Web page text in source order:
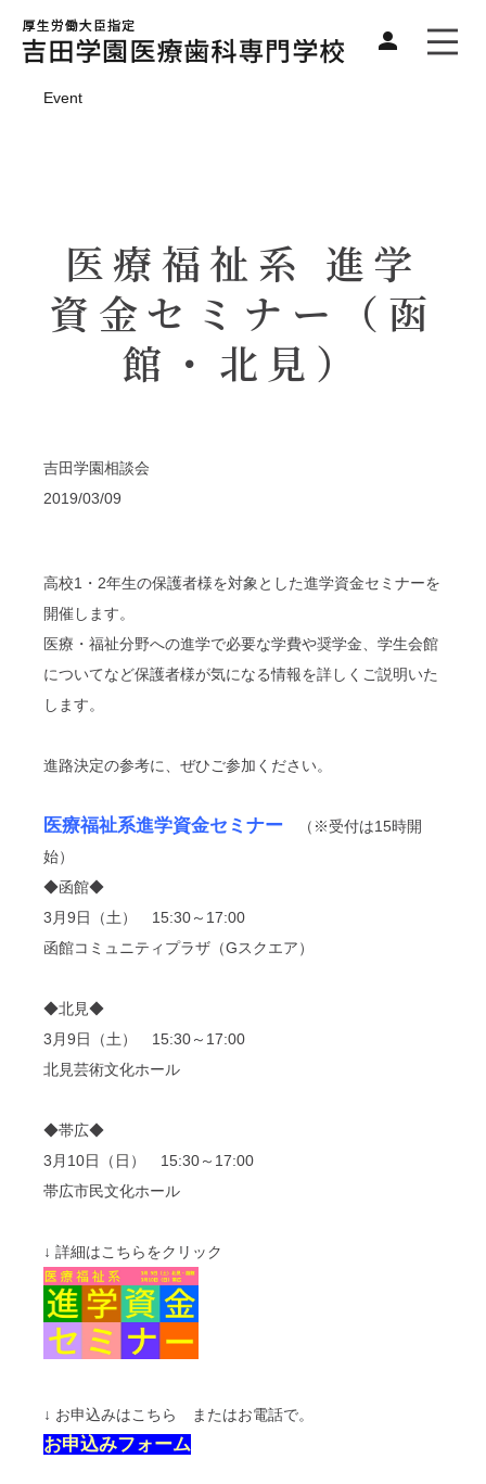
Event
医療福祉系 進学
資金セミナー（函
館・北見）
吉田学園相談会
2019/03/09
高校1・2年生の保護者様を対象とした進学資金セミナーを
開催します。
医療・福祉分野への進学で必要な学費や奨学金、学生会館
についてなど保護者様が気になる情報を詳しくご説明いた
します。
進路決定の参考に、ぜひご参加ください。
医療福祉系進学資金セミナー （※受付は15時開
始）
◆函館◆
3月9日（土） 15:30～17:00
函館コミュニティプラザ（Gスクエア）
◆北見◆
3月9日（土） 15:30～17:00
北見芸術文化ホール
◆帯広◆
3月10日（日） 15:30～17:00
帯広市民文化ホール
↓ 詳細はこちらをクリック
↓ お申込みはこちら またはお電話で。
お申込みフォーム